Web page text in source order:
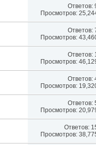
Ответов:
Просмотров:
Ответов:
Просмотров:
Ответов:
Просмотров:
Ответов:
Просмотров:
Ответов:
Просмотров:
Ответов:
Просмотров: